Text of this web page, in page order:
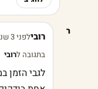
ר רובילפני 3 שנים
בתגובה לרובי
לגבי הזמן